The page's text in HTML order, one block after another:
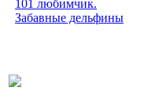
101 любимчик.
Забавные дельфины